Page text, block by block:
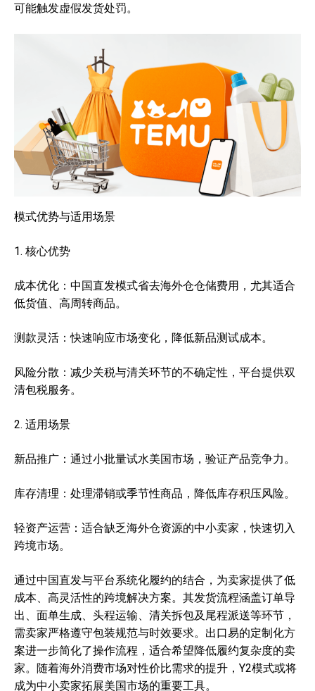
可能触发虚假发货处罚。
模式优势与适用场景
1. 核心优势
成本优化：中国直发模式省去海外仓仓储费用，尤其适合
低货值、高周转商品。
测款灵活：快速响应市场变化，降低新品测试成本。
风险分散：减少关税与清关环节的不确定性，平台提供双
清包税服务。
2. 适用场景
新品推广：通过小批量试水美国市场，验证产品竞争力。
库存清理：处理滞销或季节性商品，降低库存积压风险。
轻资产运营：适合缺乏海外仓资源的中小卖家，快速切入
跨境市场。
通过中国直发与平台系统化履约的结合，为卖家提供了低
成本、高灵活性的跨境解决方案。其发货流程涵盖订单导
出、面单生成、头程运输、清关拆包及尾程派送等环节，
需卖家严格遵守包装规范与时效要求。出口易的定制化方
案进一步简化了操作流程，适合希望降低履约复杂度的卖
家。随着海外消费市场对性价比需求的提升，Y2模式或将
成为中小卖家拓展美国市场的重要工具。